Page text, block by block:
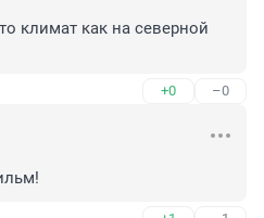
климат как на северной
+0 –0